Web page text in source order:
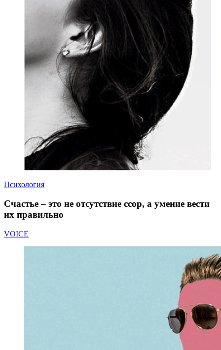
Психология
Счастье – это не отсутствие ссор, а умение вести
их правильно
VOICE